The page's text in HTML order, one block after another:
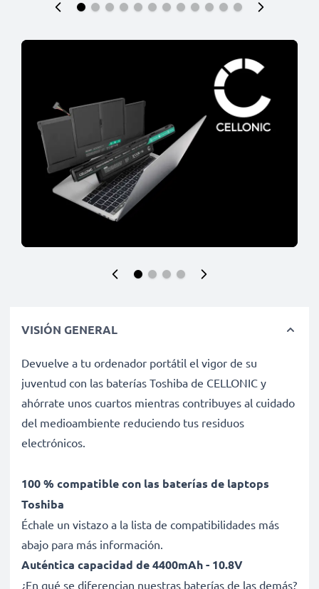
VISIÓN GENERAL
Devuelve a tu ordenador portátil el vigor de su
juventud con las baterías Toshiba de CELLONIC y
ahórrate unos cuartos mientras contribuyes al cuidado
del medioambiente reduciendo tus residuos
electrónicos.
100 % compatible con las baterías de laptops
Toshiba
Échale un vistazo a la lista de compatibilidades más
abajo para más información.
Auténtica capacidad de 4400mAh - 10.8V
¿En qué se diferencian nuestras baterías de las demás?